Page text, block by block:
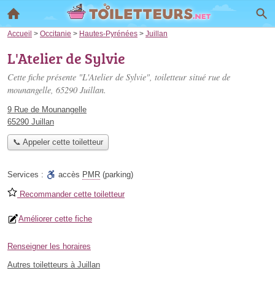
Accueil > Occitanie > Hautes-Pyrénées > Juillan
L'Atelier de Sylvie
Cette fiche présente "L'Atelier de Sylvie", toiletteur situé rue de
mounangelle, 65290 Juillan.
9 Rue de Mounangelle
65290 Juillan
📞 Appeler cette toiletteur
Services : accès PMR (parking)
Recommander cette toiletteur
Améliorer cette fiche
Renseigner les horaires
Autres toiletteurs à Juillan